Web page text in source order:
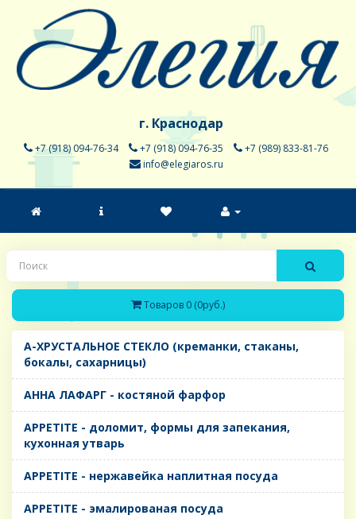
г. Краснодар
+7 (918) 094-76-34 +7 (918) 094-76-35
+7 (989) 833-81-76
info@elegiaros.ru
Товаров 0 (0руб.)
A-ХРУСТАЛЬНОЕ СТЕКЛО (креманки, стаканы,
бокалы, сахарницы)
AHHA ЛАФАРГ - костяной фарфор
APPETITE - доломит, формы для запекания,
кухонная утварь
APPETITE - нержавейка наплитная посуда
APPETITE - эмалированая посуда